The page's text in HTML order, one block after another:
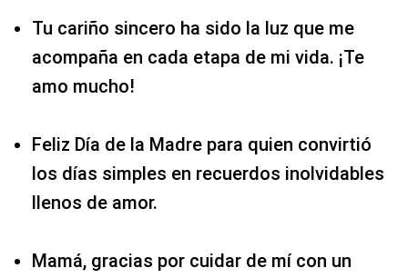
Tu cariño sincero ha sido la luz que me
acompaña en cada etapa de mi vida. ¡Te
amo mucho!
Feliz Día de la Madre para quien convirtió
los días simples en recuerdos inolvidables
llenos de amor.
Mamá, gracias por cuidar de mí con un